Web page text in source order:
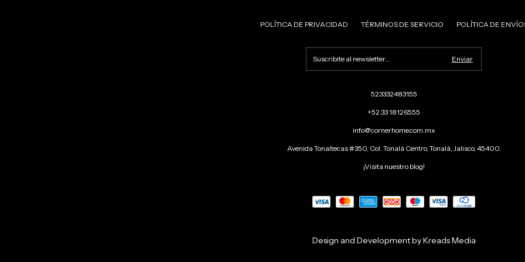
POLÍTICA DE PRIVACIDAD TÉRMINOS DE SERVICIO POLÍTICA DE
523332483155
+52 33 18126555
info@cornerhome.com.mx
Avenida Tonaltecas #350, Col. Tonalá Centro, Tonalá, Jalisco, 45400.
¡Visita nuestro blog!
Design and Development by Kreads Media